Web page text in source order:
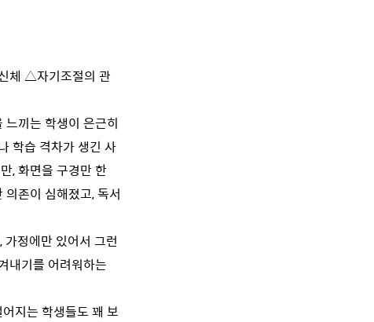
체 △자기조절의 관
끼는 학생이 은근히
학습 격차가 생긴 사
, 화면을 구경만 한
존이 심해졌고, 독서
정에만 있어서 그런
내기를 어려워하는
지는 학생들도 꽤 보